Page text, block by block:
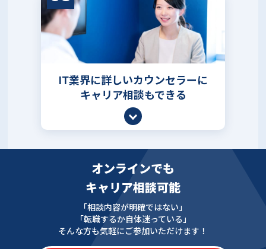
IT業界に詳しいカウンセラーに
キャリア相談もできる
オンラインでも
キャリア相談可能
「相談内容が明確ではない」
「転職するか自体迷っている」
そんな方も気軽にご参加いただけます！